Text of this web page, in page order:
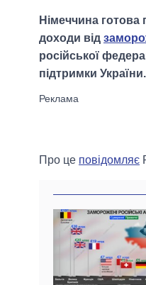
Німеччина готова
доходи від
російської
підтримки України.
Про це повідомляє